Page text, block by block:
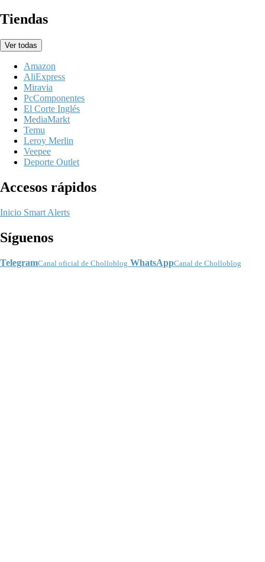
Tiendas
Ver todas
Amazon
AliExpress
Miravia
PcComponentes
El Corte Inglés
MediaMarkt
Temu
Leroy Merlin
Veepee
Deporte Outlet
Accesos rápidos
Inicio Smart Alerts
Síguenos
TelegramCanal oficial de Cholloblog WhatsAppCanal de Cholloblog